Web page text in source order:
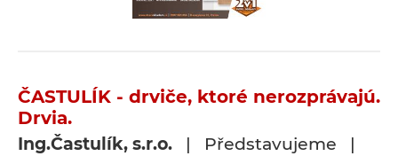
ČASTULÍK - drviče, ktoré nerozprávajú.
Drvia.
Ing.Častulík, s.r.o. | Představujeme |